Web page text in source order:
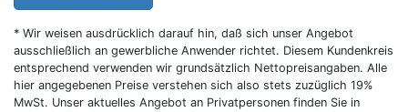
* Wir weisen ausdrücklich darauf hin, daß sich unser Angebot
ausschließlich an gewerbliche Anwender richtet. Diesem Kundenkreis
entsprechend verwenden wir grundsätzlich Nettopreisangaben. Alle
hier angegebenen Preise verstehen sich also stets zuzüglich 19%
MwSt. Unser aktuelles Angebot an Privatpersonen finden Sie in